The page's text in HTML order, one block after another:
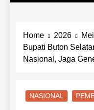
Home 2026 Mei
Bupati Buton
Nasional, Jaga
NASIONAL